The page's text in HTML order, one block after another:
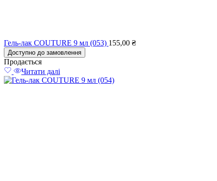
Гель-лак COUTURE 9 мл (053) 155,00 ₴
Доступно до замовлення
Продається
Читати далі